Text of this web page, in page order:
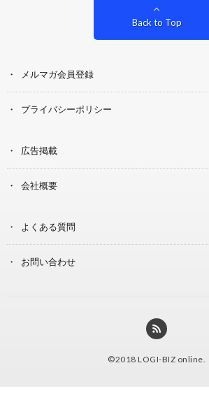
Back to Top
メルマガ会員登録
プライバシーポリシー
広告掲載
会社概要
よくある質問
お問い合わせ
©2018 LOGI-BIZ online